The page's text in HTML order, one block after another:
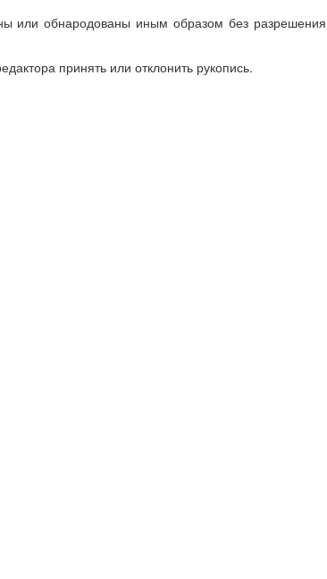
или обнародованы иным образом без разрешения
принять или отклонить рукопись.